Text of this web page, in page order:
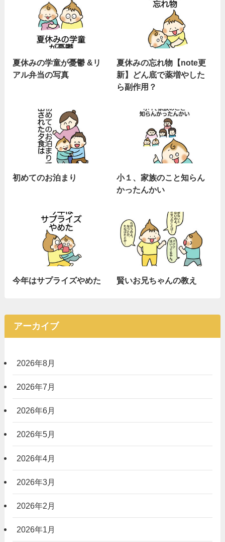
夏休みの学童が憂鬱 &リ
アル弁当の写真
夏休みの忘れ物【note更
新】どん底で薬増やした
ら副作用？
初めてのお泊まり
小１、家族のこと知らん
かったんかい
今年はサプライズやめた 賢いお兄ちゃんの教え
アーカイブ
2026年8月
2026年7月
2026年6月
2026年5月
2026年4月
2026年3月
2026年2月
2026年1月